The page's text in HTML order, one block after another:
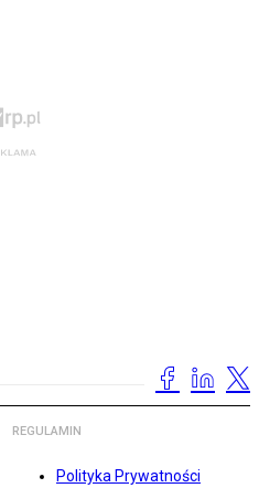
REGULAMIN
Polityka Prywatności